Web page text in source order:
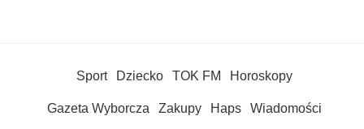
Sport Dziecko TOK FM Horoskopy
Gazeta Wyborcza Zakupy Haps Wiadomości